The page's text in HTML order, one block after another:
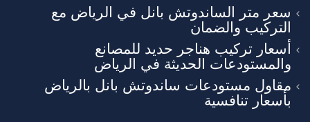
سعر متر الساندوتش بانل في الرياض مع
التركيب والضمان
أسعار تركيب هناجر حديد للمصانع
والمستودعات الحديثة في الرياض
مقاول مستودعات ساندوتش بانل بالرياض
بأسعار تنافسية